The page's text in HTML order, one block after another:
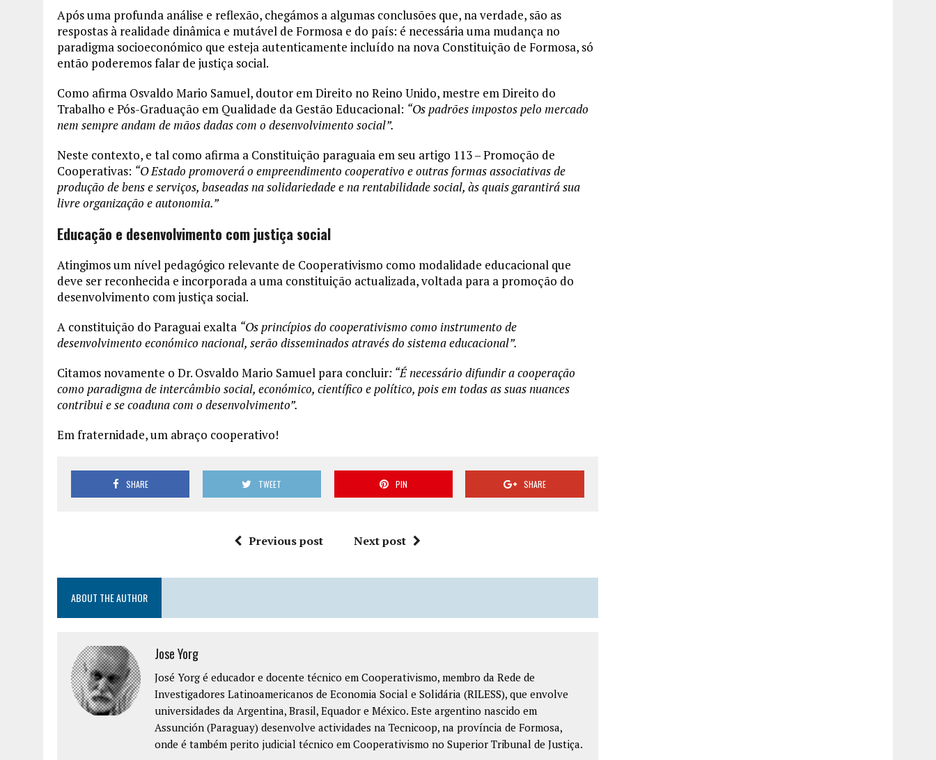
Após uma profunda análise e reflexão, chegámos a algumas conclusões que, na verdade, são as
respostas à realidade dinâmica e mutável de Formosa e do país: é necessária uma mudança no
paradigma socioeconómico que esteja autenticamente incluído na nova Constituição de Formosa, só
então poderemos falar de justiça social.
Como afirma Osvaldo Mario Samuel, doutor em Direito no Reino Unido, mestre em Direito do
Trabalho e Pós-Graduação em Qualidade da Gestão Educacional: “Os padrões impostos pelo mercado
nem sempre andam de mãos dadas com o desenvolvimento social”.
Neste contexto, e tal como afirma a Constituição paraguaia em seu artigo 113 – Promoção de
Cooperativas: “O Estado promoverá o empreendimento cooperativo e outras formas associativas de
produção de bens e serviços, baseadas na solidariedade e na rentabilidade social, às quais garantirá sua
livre organização e autonomia.”
Educação e desenvolvimento com justiça social
Atingimos um nível pedagógico relevante de Cooperativismo como modalidade educacional que
deve ser reconhecida e incorporada a uma constituição actualizada, voltada para a promoção do
desenvolvimento com justiça social.
A constituição do Paraguai exalta “Os princípios do cooperativismo como instrumento de
desenvolvimento económico nacional, serão disseminados através do sistema educacional”.
Citamos novamente o Dr. Osvaldo Mario Samuel para concluir: “É necessário difundir a cooperação
como paradigma de intercâmbio social, económico, científico e político, pois em todas as suas nuances
contribui e se coaduna com o desenvolvimento”.
Em fraternidade, um abraço cooperativo!
SHARE TWEET PIN SHARE
Previous post Next post
ABOUT THE AUTHOR
Jose Yorg
José Yorg é educador e docente técnico em Cooperativismo, membro da Rede de
Investigadores Latinoamericanos de Economia Social e Solidária (RILESS), que envolve
universidades da Argentina, Brasil, Equador e México. Este argentino nascido em
Assunción (Paraguay) desenvolve actividades na Tecnicoop, na província de Formosa,
onde é também perito judicial técnico em Cooperativismo no Superior Tribunal de Justiça.